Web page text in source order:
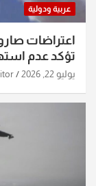
عربية ودولية
اعتراضات
تؤكد عدم
يوليو 22, 2026